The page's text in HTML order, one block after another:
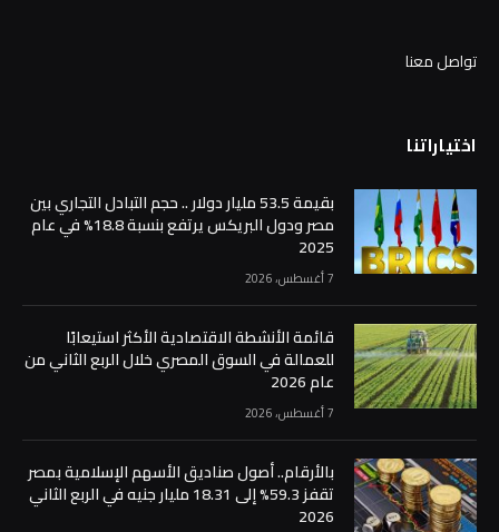
تواصل معنا
اختياراتنا
بقيمة 53.5 مليار دولار .. حجم التبادل التجاري بين
مصر ودول البريكس يرتفع بنسبة 18.8% في عام
2025
7 أغسطس، 2026
قائمة الأنشطة الاقتصادية الأكثر استيعابًا
للعمالة في السوق المصري خلال الربع الثاني من
عام 2026
7 أغسطس، 2026
بالأرقام.. أصول صناديق الأسهم الإسلامية بمصر
تقفز 59.3% إلى 18.31 مليار جنيه في الربع الثاني
2026